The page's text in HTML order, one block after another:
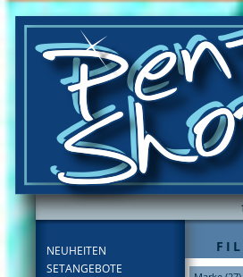
NEUHEITEN
SETANGEBOTE